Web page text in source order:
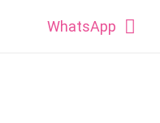
WhatsApp